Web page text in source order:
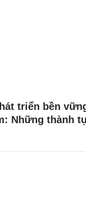
triển bền
Những thành